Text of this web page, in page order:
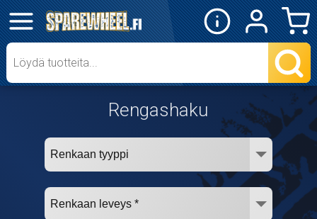
✕
Mopon osat
Skootterin osat
Crossipyörän osat
Moottoripyörän osat
Moottorikelkan osat
Rengashaku